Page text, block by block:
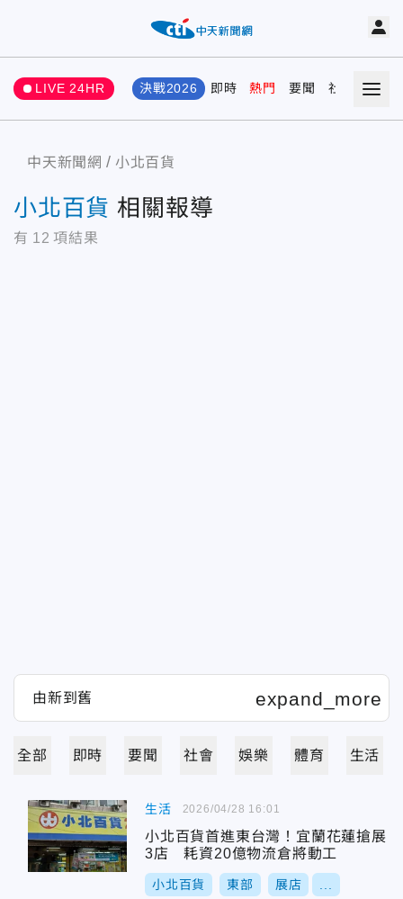
LIVE 24HR 決戰2026 即時 熱門 要聞 社會 娛樂
中天新聞網 小北百貨
小北百貨 相關報導
有 12 項結果
全部 即時 要聞 社會 娛樂 體育 生活
生活
小北百貨首進東台灣！宜蘭花蓮搶展
3店 耗資20億物流倉將動工
小北百貨 東部 展店
2026/04/28 16:01